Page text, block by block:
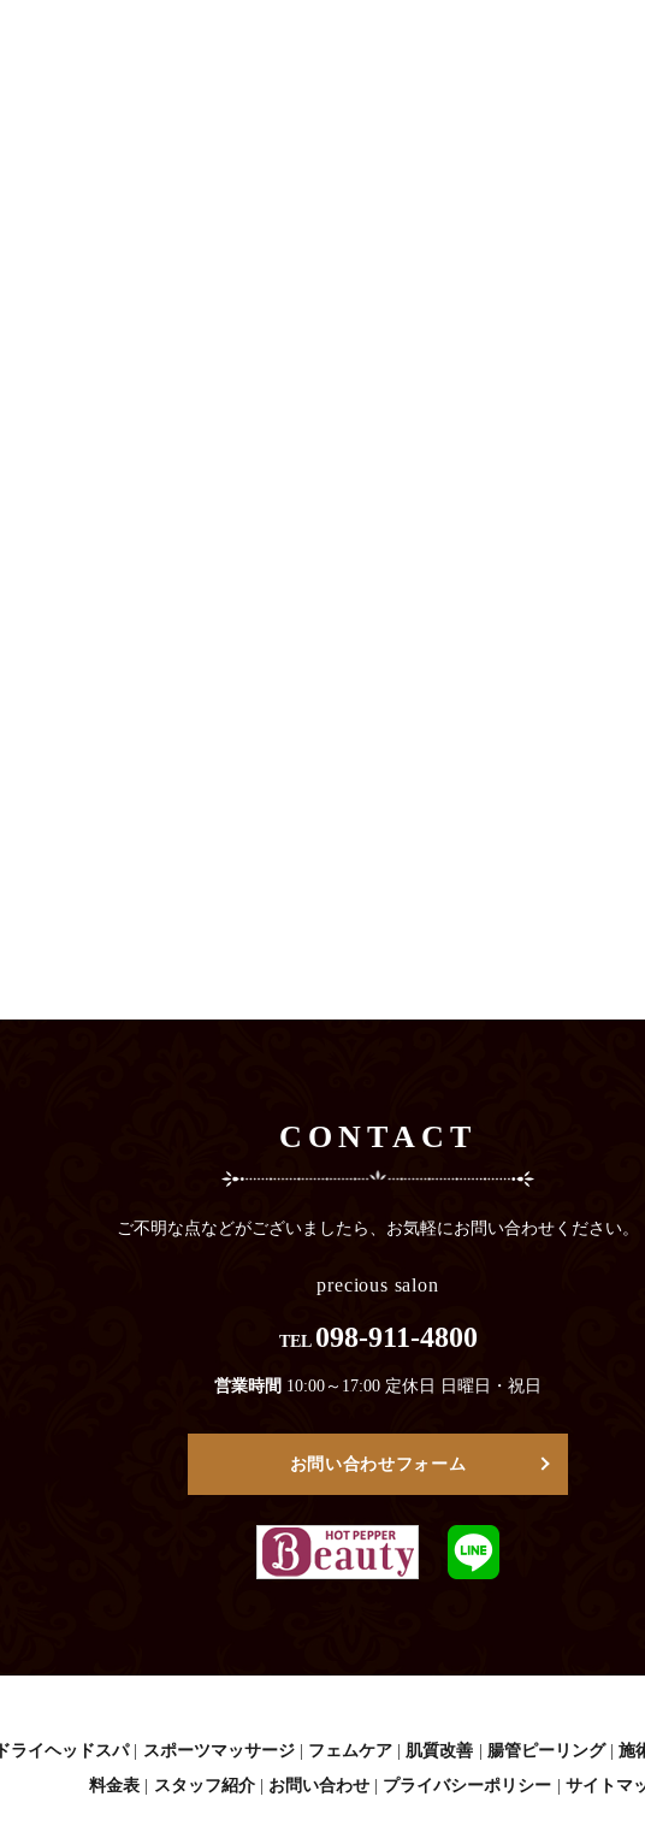
CONTACT
ご不明な点などがございましたら、 お気軽にお問い合わせください。
precious salon
TEL 098-911-4800
営業時間 10:00～17:00 定休日 日曜日・祝日
お問い合わせフォーム
ドライヘッドスパ スポーツマッサージ フェムケア 肌質改善 腸管ピーリング 施
料金表
スタッフ紹介 お問い合わせ プライバシーポリシー サイトマ